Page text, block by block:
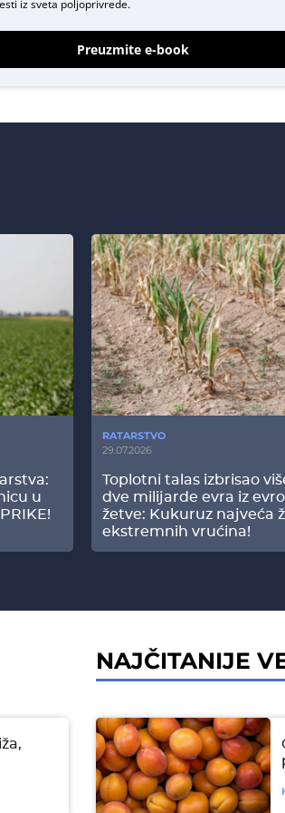
iz sveta poljoprivrede.
Preuzmite e-book
u
RATARSTVO
29.07.2026
Toplotni talas izbrisao
dve milijarde evra iz
žetve: Kukuruz najveća
ekstremnih vrućina!
NAJČITANIJE